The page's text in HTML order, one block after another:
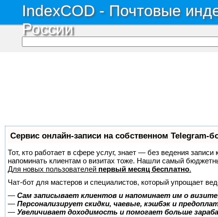
IndexCOD - Почтовые
России
Сервис онлайн-записи на собственном Telegram-
Тот, кто работает в сфере услуг, знает — без ведения
напоминать клиентам о визитах тоже. Нашли самый
Для новых пользователей первый месяц бесплатно.
Чат-бот для мастеров и специалистов, который упрощает
— Сам записывает клиентов и напоминает им о
— Персонализирует скидки, чаевые, кэшбэк и
— Увеличивает доходимость и помогает больше